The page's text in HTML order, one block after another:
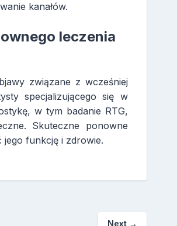
kanałów.
leczenia
związane z wcześniej
specjalizującego się w
w tym badanie RTG,
Skuteczne ponowne
funkcję i zdrowie.
Next →